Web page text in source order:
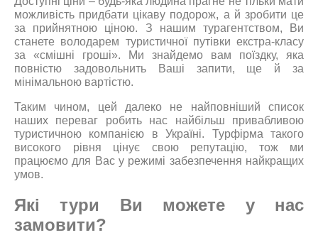
можливість придбати цікаву подорож, а й зробити це
за прийнятною ціною. З нашим турагентством, Ви
станете володарем туристичної путівки екстра-класу
за «смішні гроші». Ми знайдемо вам поїздку, яка
повністю задовольнить Ваші запити, ще й за
мінімальною вартістю.
Таким чином, цей далеко не найповніший список
наших переваг робить нас найбільш привабливою
туристичною компанією в Україні. Турфірма такого
високого рівня цінує свою репутацію, тож ми
працюємо для Вас у режимі забезпечення найкращих
умов.
Які тури Ви можете у нас
замовити?